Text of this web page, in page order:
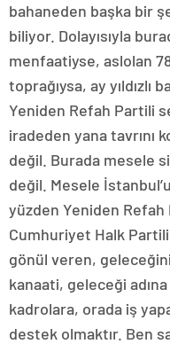
bahaneden başka bir
biliyor. Dolayısıyla
menfaatiyse, aslolan
toprağıysa, ay yıldızlı
Yeniden Refah Partili
iradeden yana tavrını
değil. Burada mesele
değil. Mesele
yüzden Yeniden
Cumhuriyet Halk
gönül veren,
kanaati, geleceği
kadrolara, orada iş
destek olmaktır. Ben